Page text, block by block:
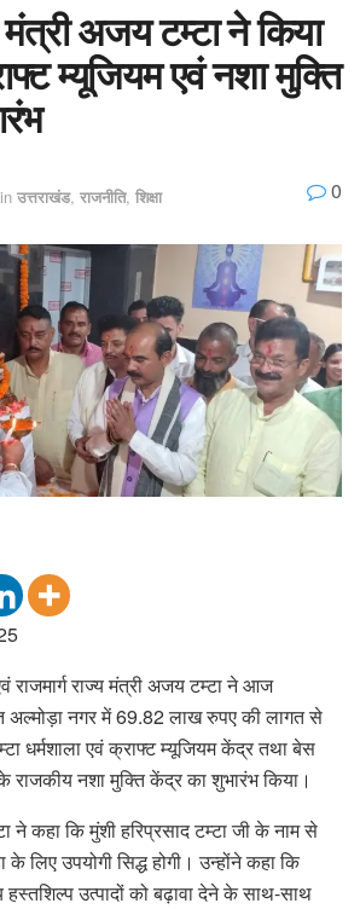
अजय टम्टा ने किया
म्यूजियम एवं नशा मुक्ति
in उत्तराखंड, राजनीति, शिक्षा 0
राज्य मंत्री अजय टम्टा ने आज
अल्मोड़ा नगर में 69.82 लाख रुपए की लागत से
धर्मशाला एवं क्राफ्ट म्यूजियम केंद्र तथा बेस
नशा मुक्ति केंद्र का शुभारंभ किया।
कहा कि मुंशी हरिप्रसाद टम्टा जी के नाम से
के लिए उपयोगी सिद्ध होगी। उन्होंने कहा कि
हस्तशिल्प उत्पादों को बढ़ावा देने के साथ-साथ